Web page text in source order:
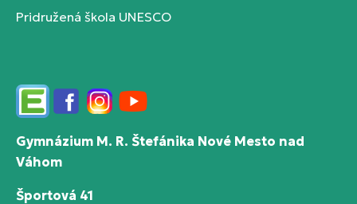
Pridružená škola UNESCO
EdupageFacebookInstagram
YouTube
Gymnázium M. R. Štefánika Nové Mesto nad
Váhom
Športová 41